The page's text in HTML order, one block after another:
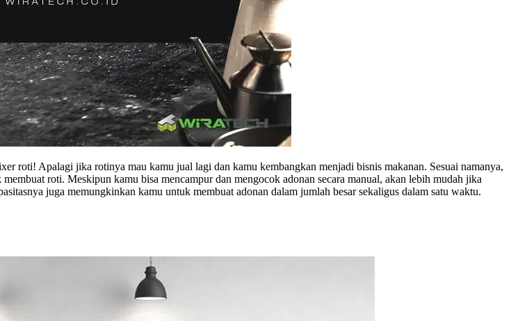
roti! Apalagi jika rotinya mau kamu jual lagi dan kamu kembangkan menjadi bisnis makanan. Sesuai namanya,
roti. Meskipun kamu bisa mencampur dan mengocok adonan secara manual, akan lebih mudah jika
juga memungkinkan kamu untuk membuat adonan dalam jumlah besar sekaligus dalam satu waktu.